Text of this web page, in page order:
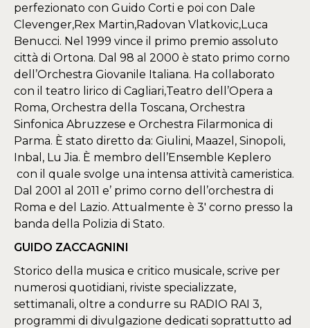
perfezionato con Guido Corti e poi con Dale
Clevenger,Rex Martin,Radovan Vlatkovic,Luca
Benucci. Nel 1999 vince il primo premio assoluto
città di Ortona. Dal 98 al 2000 è stato primo corno
dell’Orchestra Giovanile Italiana. Ha collaborato
con il teatro lirico di Cagliari,Teatro dell’Opera a
Roma, Orchestra della Toscana, Orchestra
Sinfonica Abruzzese e Orchestra Filarmonica di
Parma. È stato diretto da: Giulini, Maazel, Sinopoli,
Inbal, Lu Jia. È membro dell’Ensemble Keplero
con il quale svolge una intensa attività cameristica.
Dal 2001 al 2011 e’ primo corno dell’orchestra di
Roma e del Lazio. Attualmente è 3′ corno presso la
banda della Polizia di Stato.
GUIDO ZACCAGNINI
Storico della musica e critico musicale, scrive per
numerosi quotidiani, riviste specializzate,
settimanali, oltre a condurre su RADIO RAI 3,
programmi di divulgazione dedicati soprattutto ad